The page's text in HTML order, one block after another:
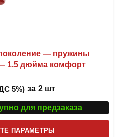
— пружины
1.5 дюйма комфорт
5%) за 2 шт
для предзаказа
ПАРАМЕТРЫ